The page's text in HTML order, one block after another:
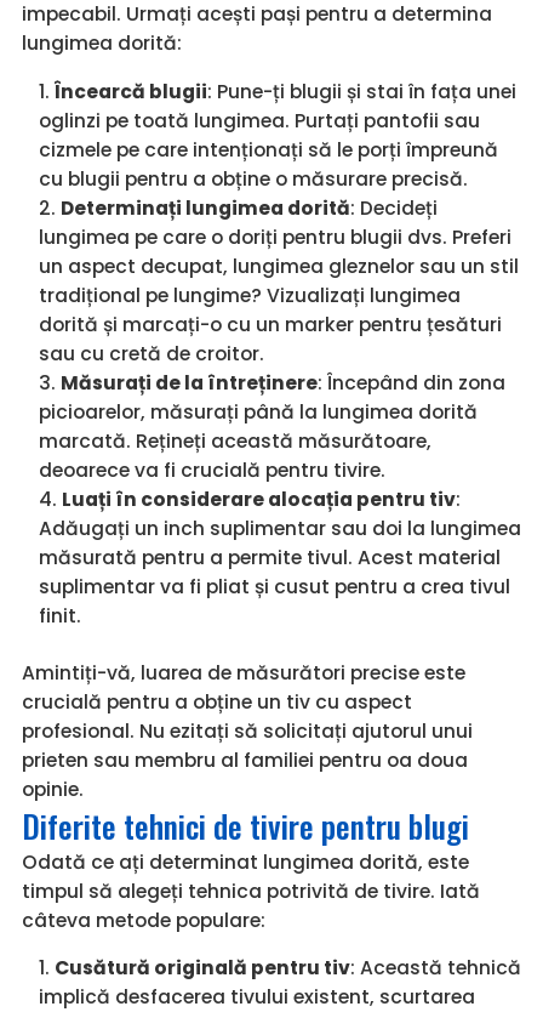
impecabil. Urmați acești pași pentru a determina
lungimea dorită:
Încearcă blugii: Pune-ți blugii și stai în fața unei
oglinzi pe toată lungimea. Purtați pantofii sau
cizmele pe care intenționați să le porți împreună
cu blugii pentru a obține o măsurare precisă.
Determinați lungimea dorită: Decideți
lungimea pe care o doriți pentru blugii dvs. Preferi
un aspect decupat, lungimea gleznelor sau un stil
tradițional pe lungime? Vizualizați lungimea
dorită și marcați-o cu un marker pentru țesături
sau cu cretă de croitor.
Măsurați de la întreținere: Începând din zona
picioarelor, măsurați până la lungimea dorită
marcată. Rețineți această măsurătoare,
deoarece va fi crucială pentru tivire.
Luați în considerare alocația pentru tiv:
Adăugați un inch suplimentar sau doi la lungimea
măsurată pentru a permite tivul. Acest material
suplimentar va fi pliat și cusut pentru a crea tivul
finit.
Amintiți-vă, luarea de măsurători precise este
crucială pentru a obține un tiv cu aspect
profesional. Nu ezitați să solicitați ajutorul unui
prieten sau membru al familiei pentru oa doua
opinie.
Diferite tehnici de tivire pentru blugi
Odată ce ați determinat lungimea dorită, este
timpul să alegeți tehnica potrivită de tivire. Iată
câteva metode populare:
Cusătură originală pentru tiv: Această tehnică
implică desfacerea tivului existent, scurtarea